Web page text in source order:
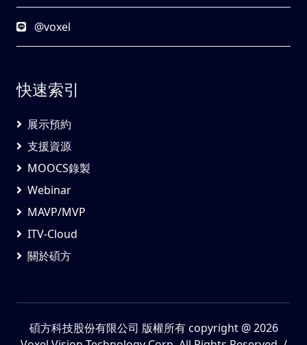
@voxel
快速索引
展示預約
支援資源
MOOCS錄製
Webinar
MAVP/MVP
ITV-Cloud
關於碩方
碩方科技股份有限公司 版權所有copyright @ 2026